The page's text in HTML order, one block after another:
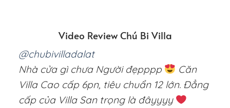
Video Review Chú Bi Villa
@chubivilladalat
Nhà cửa gì chưa Người đẹpppp
Căn
Villa Cao cấp 6pn, tiêu chuẩn 12 lớn. Đẳng
cấp của Villa San trọng là đâyyyy